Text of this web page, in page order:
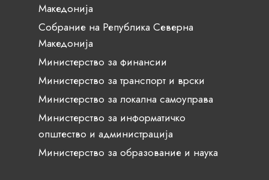
Македонија
Собрание на Република Северна
Македонија
Министерство за финансии
Министерство за транспорт и врски
Министерство за локална самоуправа
Министерство за информатичко
општество и администрација
Министерство за образование и наука